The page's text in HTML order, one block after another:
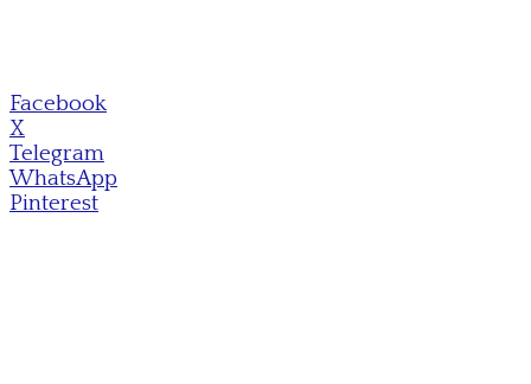
Facebook
X
Telegram
WhatsApp
Pinterest